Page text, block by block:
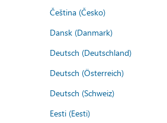
Čeština (Česko)
Dansk (Danmark)
Deutsch (Deutschland)
Deutsch (Österreich)
Deutsch (Schweiz)
Eesti (Eesti)